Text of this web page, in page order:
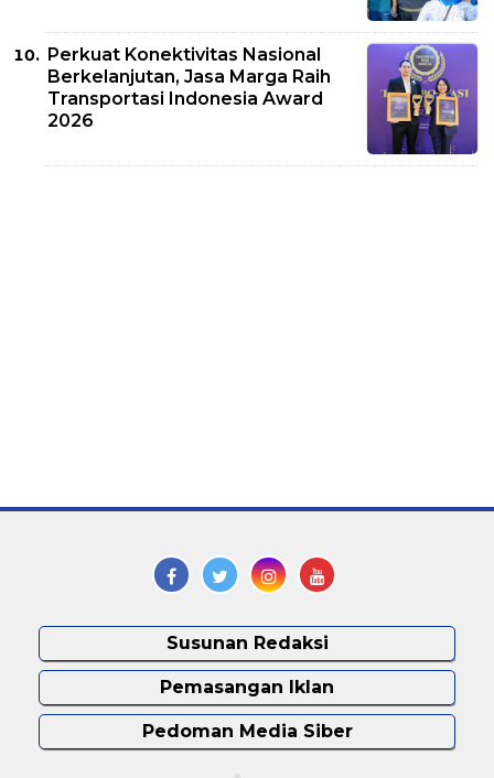
Perkuat Konektivitas Nasional
Berkelanjutan, Jasa Marga Raih
Transportasi Indonesia Award
2026
Susunan Redaksi
Pemasangan Iklan
Pedoman Media Siber